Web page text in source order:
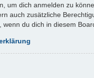
um dich anmelden zu
auch zusätzliche
du dich in diesem